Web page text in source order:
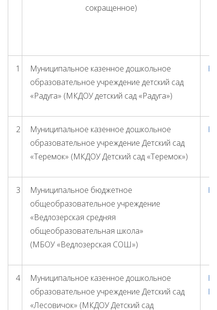
сокращенное)
1
Муниципальное казенное дошкольное
образовательное учреждение детский сад
«Радуга» (МКДОУ детский сад «Радуга»)
2
Муниципальное казенное дошкольное
образовательное учреждение Детский сад
«Теремок» (МКДОУ Детский сад «Теремок»)
3
Муниципальное бюджетное
общеобразовательное учреждение
«Ведлозерская средняя
общеобразовательная школа»
(МБОУ «Ведлозерская СОШ»)
4
Муниципальное казенное дошкольное
образовательное учреждение Детский сад
«Лесовичок» (МКДОУ Детский сад